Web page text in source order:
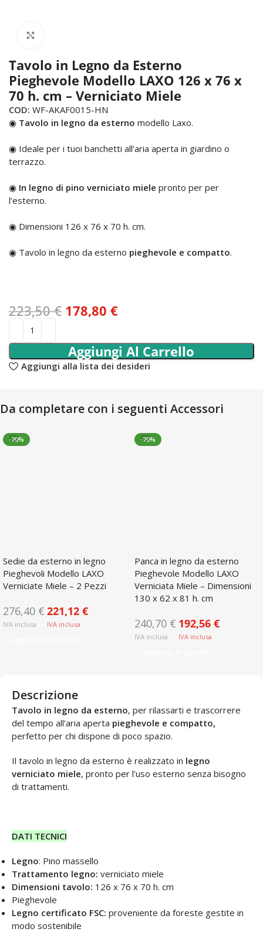
Tavolo in Legno da Esterno
Pieghevole Modello LAXO 126 x 76 x
70 h. cm – Verniciato Miele
COD: WF-AKAF0015-HN
◉ Tavolo in legno da esterno modello Laxo.
◉ Ideale per i tuoi banchetti all’aria aperta in giardino o
terrazzo.
◉ In legno di pino verniciato miele pronto per per
l’esterno.
◉ Dimensioni 126 x 76 x 70 h. cm.
◉ Tavolo in legno da esterno pieghevole e compatto.
223,50€ 178,80 €
Aggiungi Al Carrello
Aggiungi alla lista dei desideri
Da completare con i seguenti Accessori
-20%
Sedie da esterno in legno
Pieghevoli Modello LAXO
Verniciate Miele – 2 Pezzi
276,40 € 221,12 €
-20%
Panca in legno da esterno
Pieghevole Modello LAXO
Verniciata Miele – Dimensioni
130 x 62 x 81 h. cm
240,70 € 192,56 €
Descrizione
Tavolo in legno da esterno, per rilassarti e trascorrere
del tempo all’aria aperta pieghevole e compatto,
perfetto per chi dispone di poco spazio.
Il tavolo in legno da esterno è realizzato in legno
verniciato miele, pronto per l’uso esterno senza bisogno
di trattamenti.
DATI TECNICI
Legno: Pino massello
Trattamento legno: verniciato miele
Dimensioni tavolo: 126 x 76 x 70 h. cm
Pieghevole
Legno certificato FSC: proveniente da foreste gestite in
modo sostenibile